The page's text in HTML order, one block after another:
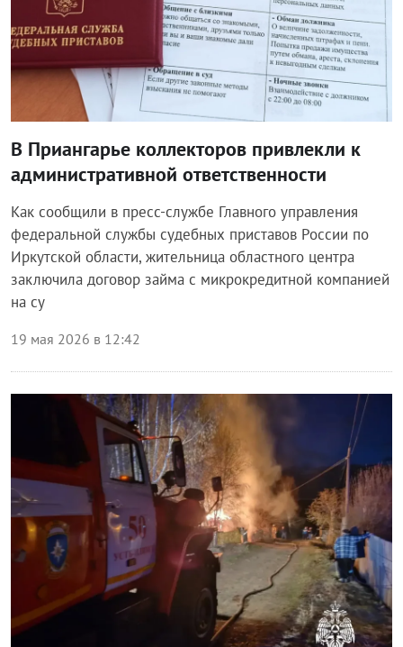
В Приангарье коллекторов привлекли к
административной ответственности
Как сообщили в пресс-службе Главного управления
федеральной службы судебных приставов России по
Иркутской области, жительница областного центра
заключила договор займа с микрокредитной компанией
на су
19 мая 2026 в 12:42
Происшествия